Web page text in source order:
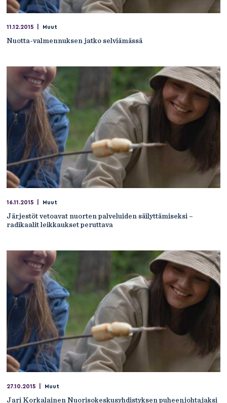
11.12.2015 Muut
Nuotta-valmennuksen jatko selviämässä
16.11.2015 Muut
Järjestöt vetoavat nuorten palveluiden säilyttämiseksi –
radikaalit leikkaukset peruttava
27.10.2015 Muut
Jari Korkalainen Nuorisokeskusyhdistyksen puheenjohtajaksi